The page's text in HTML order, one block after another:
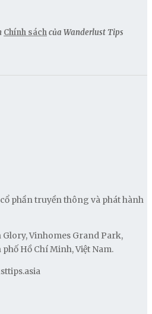
Chính sáchcủa Wanderlust Tips
phần truyền thông và phát hành
Vinhomes Grand Park,
Hồ Chí Minh, Việt Nam.